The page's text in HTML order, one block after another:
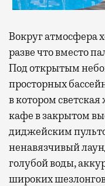
Вокруг атмосфера
разве что вместо
Под открытым
просторных
в котором
кафе в закрытом
диджейским
ненавязчивый
голубой воды,
широких